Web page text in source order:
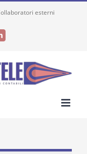
esterni
LinkedIn